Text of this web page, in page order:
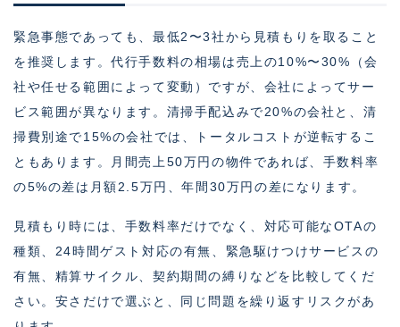
緊急事態であっても、最低2〜3社から見積もりを取ること
を推奨します。代行手数料の相場は売上の10%〜30%（会
社や任せる範囲によって変動）ですが、会社によってサー
ビス範囲が異なります。清掃手配込みで20%の会社と、清
掃費別途で15%の会社では、トータルコストが逆転するこ
ともあります。月間売上50万円の物件であれば、手数料率
の5%の差は月額2.5万円、年間30万円の差になります。
見積もり時には、手数料率だけでなく、対応可能なOTAの
種類、24時間ゲスト対応の有無、緊急駆けつけサービスの
有無、精算サイクル、契約期間の縛りなどを比較してくだ
さい。安さだけで選ぶと、同じ問題を繰り返すリスクがあ